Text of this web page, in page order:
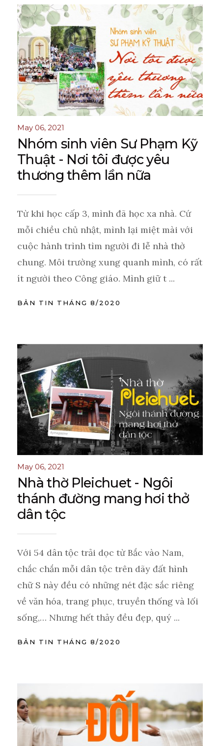
May 06, 2021
Nhóm sinh viên Sư Phạm Kỹ
Thuật - Nơi tôi được yêu
thương thêm lần nữa
Từ khi học cấp 3, mình đã học xa nhà. Cứ
mỗi chiều chủ nhật, mình lại miệt mài với
cuộc hành trình tìm người đi lễ nhà thờ
chung. Môi trường xung quanh mình, có rất
ít người theo Công giáo. Mình giữ t ...
BẢN TIN THÁNG 8/2020
May 06, 2021
Nhà thờ Pleichuet - Ngôi
thánh đường mang hơi thở
dân tộc
Với 54 dân tộc trải dọc từ Bắc vào Nam,
chắc chắn mỗi dân tộc trên dãy đất hình
chữ S này đều có những nét đặc sắc riêng
về văn hóa, trang phục, truyền thống và lối
sống,… Nhưng hết thảy đều đẹp, quý ...
BẢN TIN THÁNG 8/2020